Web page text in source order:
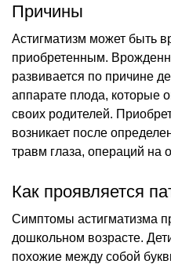
Причины
Астигматизм может быть
приобретенным.
развивается по причине
аппарате плода, которые
своих родителей.
возникает после
травм глаза, операций на
Как проявляется
Симптомы астигматизма
дошкольном возрасте.
похожие между собой